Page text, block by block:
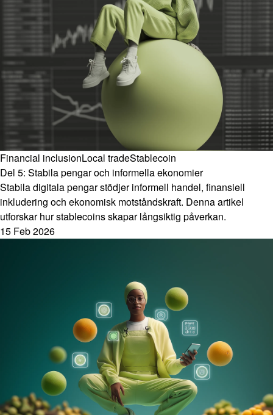
Financial inclusionLocal tradeStablecoin
Del 5: Stabila pengar och informella ekonomier
Stabila digitala pengar stödjer informell handel, finansiell
inkludering och ekonomisk motståndskraft. Denna artikel
utforskar hur stablecoins skapar långsiktig påverkan.
15 Feb 2026